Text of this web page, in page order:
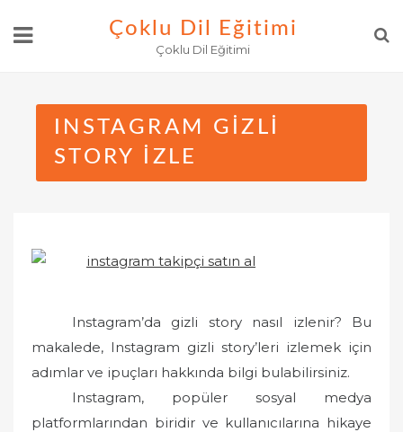
Çoklu Dil Eğitimi
Çoklu Dil Eğitimi
INSTAGRAM GIZLI
STORY İZLE
Instagram’da gizli story nasıl izlenir? Bu
makalede, Instagram gizli story’leri izlemek için
adımlar ve ipuçları hakkında bilgi bulabilirsiniz.
Instagram, popüler sosyal medya
platformlarından biridir ve kullanıcılarına hikaye